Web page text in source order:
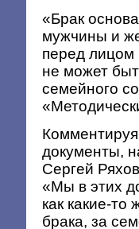
«Брак
мужчины и
перед лицом
не может
семейного
документы,
Сергей
«Мы в этих
как какие-то
брака, за